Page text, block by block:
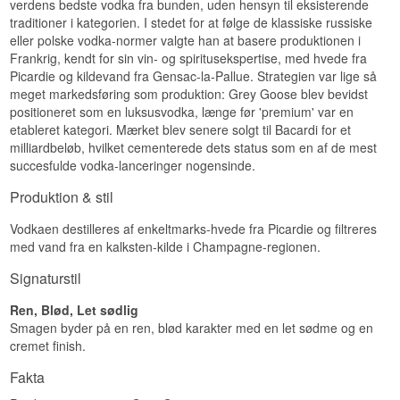
François Thibault, maître de chai fra Cognac.
Han havde arbejdet med brandy hele sit liv og
aldrig lavet vodka, og han greb opgaven an som
en kældermester: udvælg råvaren, rør så lidt ved
den som muligt og lad vandet bestemme resten.
Se hele vores udvalg af Vodka
Lyt til vores podcast:
Navn: Grey Goose
Producent: Grey Goose
Region/Land: Picardie og Cognac, Frankrig
Type: Fransk Vodka
ABV: 40%
Størrelse: 300 CL
Destillationsmetode: Enkeltdestilleret i
kontinuerlig kolonne
Serveringsforslag: Skænk over knust is med tonic
og en agurkestang, når der skal serveres til
mange på én gang.
Blød · Fyldig · Nøddet · Lang
Vidste du at?
spiritusmærke, og François Thibault fortsatte som
Næse
Frisk hvede og et strejf mandelmarcipan. Bagved
ligger noget blomstret og en anelse citronskal.
Smag
Silkeblød med en tydelig kornsødme i midten. En
let mandeltone breder sig, inden hvid peber giver
den kant.
Eftersmag
Specifikationer
Type: Fransk Vodka
ABV: 40%
verdens bedste vodka fra bunden, uden hensyn til eksisterende
traditioner i kategorien. I stedet for at følge de klassiske russiske
eller polske vodka-normer valgte han at basere produktionen i
Frankrig, kendt for sin vin- og spiritusekspertise, med hvede fra
Picardie og kildevand fra Gensac-la-Pallue. Strategien var lige så
meget markedsføring som produktion: Grey Goose blev bevidst
positioneret som en luksusvodka, længe før 'premium' var en
etableret kategori. Mærket blev senere solgt til Bacardi for et
milliardbeløb, hvilket cementerede dets status som en af de mest
succesfulde vodka-lanceringer nogensinde.
Produktion & stil
Vodkaen destilleres af enkeltmarks-hvede fra Picardie og filtreres
med vand fra en kalksten-kilde i Champagne-regionen.
Signaturstil
Ren, Blød, Let sødlig
Smagen byder på en ren, blød karakter med en let sødme og en
cremet finish.
Fakta